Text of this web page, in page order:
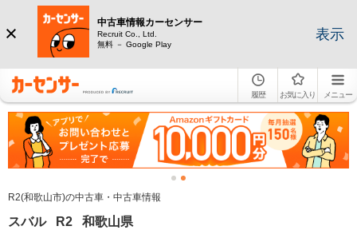
中古車情報カーセンサー
Recruit Co., Ltd.
無料 － Google Play
表示
履歴 お気に入り メニュー
R2(和歌山市)の中古車・中古車情報
スバル R2 和歌山県